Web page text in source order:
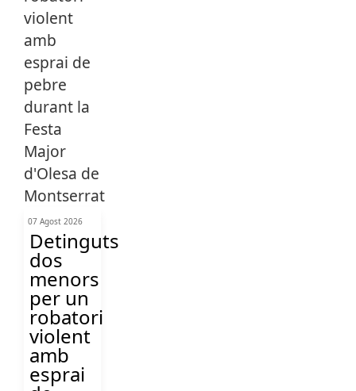
07 Agost 2026
Detinguts
dos
menors
per un
robatori
violent
amb
esprai